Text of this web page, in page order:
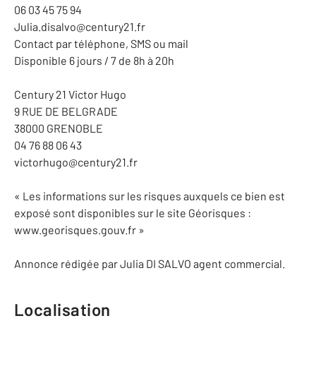
06 03 45 75 94
Julia.disalvo@century21.fr
Contact par téléphone, SMS ou mail
Disponible 6 jours / 7 de 8h à 20h
Century 21 Victor Hugo
9 RUE DE BELGRADE
38000 GRENOBLE
04 76 88 06 43
victorhugo@century21.fr
« Les informations sur les risques auxquels ce bien est
exposé sont disponibles sur le site Géorisques :
www.georisques.gouv.fr »
Annonce rédigée par Julia DI SALVO agent commercial.
Localisation